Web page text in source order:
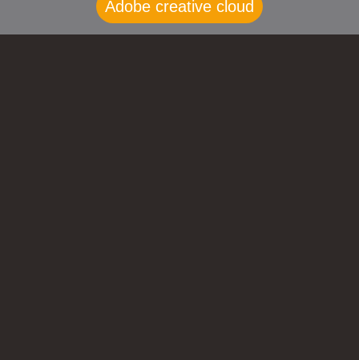
Adobe creative cloud